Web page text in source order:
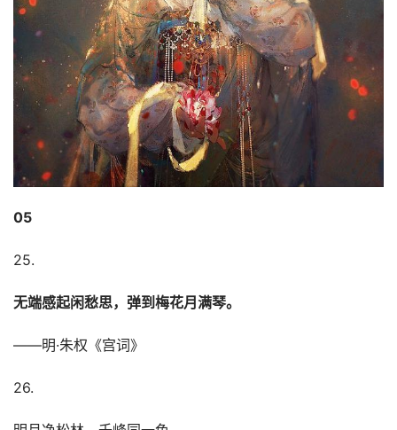
05
25.
无端感起闲愁思，弹到梅花月满琴。
——明·朱权《宫词》
26.